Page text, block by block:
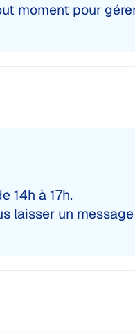
moment pour
14h à 17h.
laisser un